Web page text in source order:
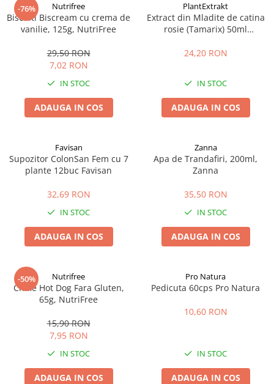
-76% Nutrifree
Biscuiti Biscream cu crema de
vanilie, 125g, NutriFree
29,50 RON
7,02 RON
IN STOC
ADAUGA IN COS
PlantExtrakt
Extract din Mladite de catina
rosie (Tamarix) 50ml
24,20 RON
IN STOC
ADAUGA IN COS
Favisan
Supozitor ColonSan Fem cu 7
plante 12buc Favisan
32,69 RON
IN STOC
ADAUGA IN COS
Zanna
Apa de Trandafiri, 200ml,
Zanna
35,50 RON
IN STOC
ADAUGA IN COS
-50% Nutrifree
Chifle Hot Dog Fara Gluten,
65g, NutriFree
15,90 RON
7,95 RON
IN STOC
ADAUGA IN COS
Pro Natura
Pedicuta 60cps Pro Natura
10,60 RON
IN STOC
ADAUGA IN COS